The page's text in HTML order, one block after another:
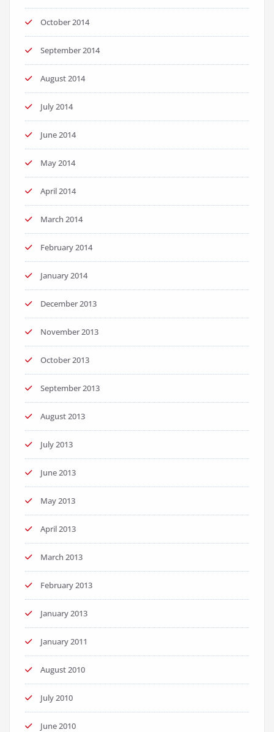
October 2014
September 2014
August 2014
July 2014
June 2014
May 2014
April 2014
March 2014
February 2014
January 2014
December 2013
November 2013
October 2013
September 2013
August 2013
July 2013
June 2013
May 2013
April 2013
March 2013
February 2013
January 2013
January 2011
August 2010
July 2010
June 2010